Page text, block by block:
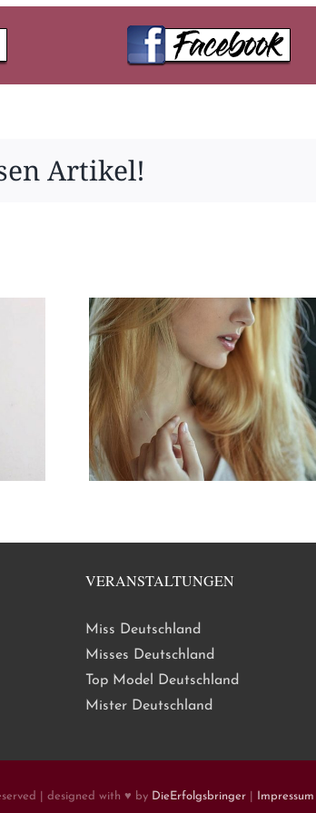
Artikel!
VERANSTALTUNGEN
Miss Deutschland
Misses Deutschland
Top Model Deutschland
Mister Deutschland
| designed with ♥ by DieErfolgsbringer Impressum